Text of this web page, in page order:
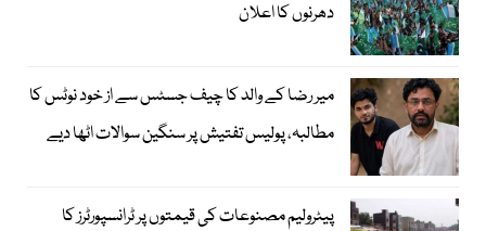
دھرنوں کا اعلان
میر رضا کے والد کا چیف جسٹس سے از خود نوٹس کا
مطالبہ، پولیس تفتیش پر سنگین سوالات اٹھا دیے
پیٹرولیم مصنوعات کی قیمتوں پر ٹرانسپورٹرز کا